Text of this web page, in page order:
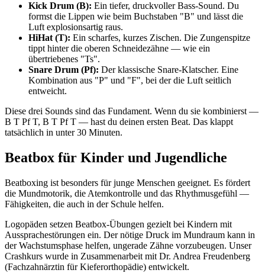
Kick Drum (B): Ein tiefer, druckvoller Bass-Sound. Du
formst die Lippen wie beim Buchstaben "B" und lässt die
Luft explosionsartig raus.
HiHat (T): Ein scharfes, kurzes Zischen. Die Zungenspitze
tippt hinter die oberen Schneidezähne — wie ein
übertriebenes "Ts".
Snare Drum (Pf): Der klassische Snare-Klatscher. Eine
Kombination aus "P" und "F", bei der die Luft seitlich
entweicht.
Diese drei Sounds sind das Fundament. Wenn du sie kombinierst —
B T Pf T, B T Pf T — hast du deinen ersten Beat. Das klappt
tatsächlich in unter 30 Minuten.
Beatbox für Kinder und Jugendliche
Beatboxing ist besonders für junge Menschen geeignet. Es fördert
die Mundmotorik, die Atemkontrolle und das Rhythmusgefühl —
Fähigkeiten, die auch in der Schule helfen.
Logopäden setzen Beatbox-Übungen gezielt bei Kindern mit
Aussprachestörungen ein. Der nötige Druck im Mundraum kann in
der Wachstumsphase helfen, ungerade Zähne vorzubeugen. Unser
Crashkurs wurde in Zusammenarbeit mit Dr. Andrea Freudenberg
(Fachzahnärztin für Kieferorthopädie) entwickelt.